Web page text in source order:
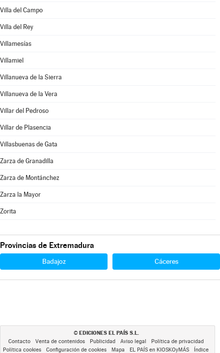
Villa del Campo
Villa del Rey
Villamesías
Villamiel
Villanueva de la Sierra
Villanueva de la Vera
Villar del Pedroso
Villar de Plasencia
Villasbuenas de Gata
Zarza de Granadilla
Zarza de Montánchez
Zarza la Mayor
Zorita
Provincias de Extremadura
Badajoz Cáceres
© EDICIONES EL PAÍS S.L.
Contacto Venta de contenidos Publicidad Aviso legal
Política de privacidad
Política cookies
Configuración de cookies Mapa EL PAÍS en KIOSKOyMÁS Índice